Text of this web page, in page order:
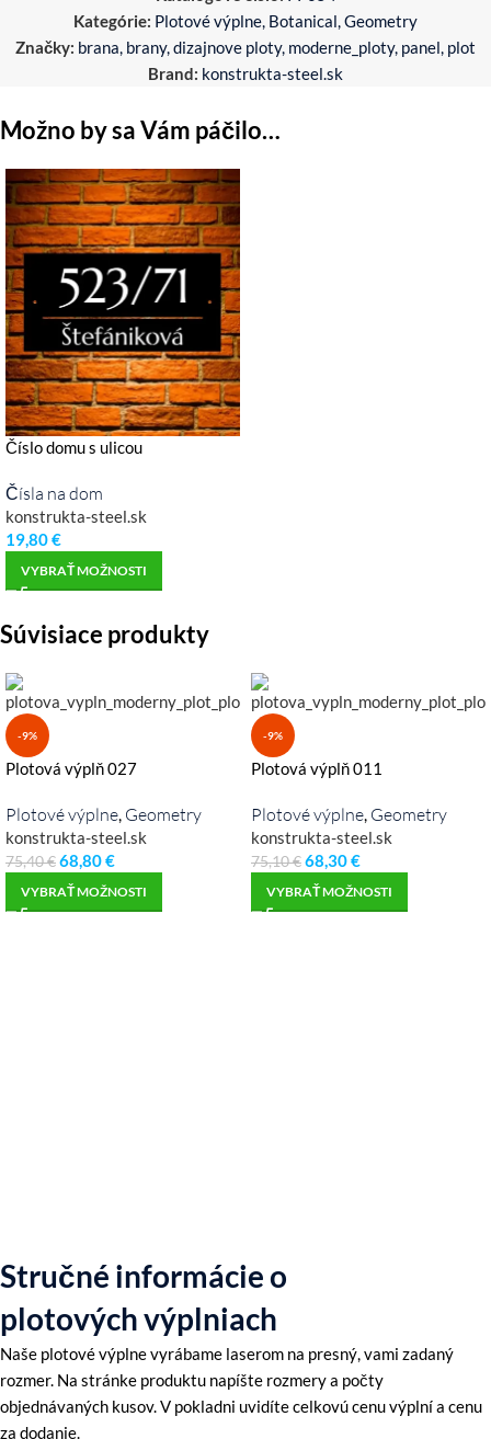
Kategórie: Plotové výplne Botanical Geometry
Značky: brana brany, dizajnove ploty, moderne_ploty, panel plot
Brand: konstrukta-steel.sk
Možno by sa Vám páčilo…
Číslo domu s ulicou
Čísla na dom
konstrukta-steel.sk
19,80€
VYBRAŤ MOŽNOSTI
Súvisiace produkty
-9%
Plotová výplň 027
Plotové výplne, Geometry
konstrukta-steel.sk
75,40€68,80€
VYBRAŤ MOŽNOSTI
-9%
Plotová výplň 011
Plotové výplne, Geometry
konstrukta-steel.sk
75,10€68,30€
VYBRAŤ MOŽNOSTI
Stručné informácie o
plotových výplniach
Naše plotové výplne vyrábame laserom na presný, vami zadaný
rozmer. Na stránke produktu napíšte rozmery a počty
objednávaných kusov. V pokladni uvidíte celkovú cenu výplní a cenu
za dodanie.